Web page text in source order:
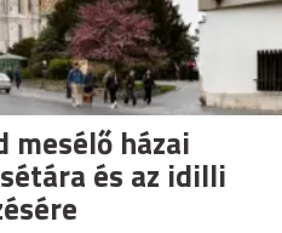
mesélő házai
és az idilli